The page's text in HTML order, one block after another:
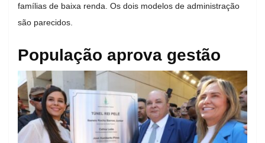
famílias de baixa renda. Os dois modelos de administração
são parecidos.
População aprova gestão